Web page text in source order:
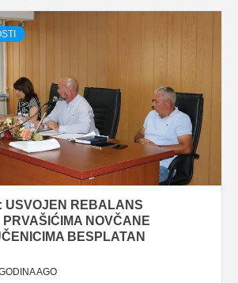
USVOJEN REBALANS
NOVČANE
BESPLATAN
AGO